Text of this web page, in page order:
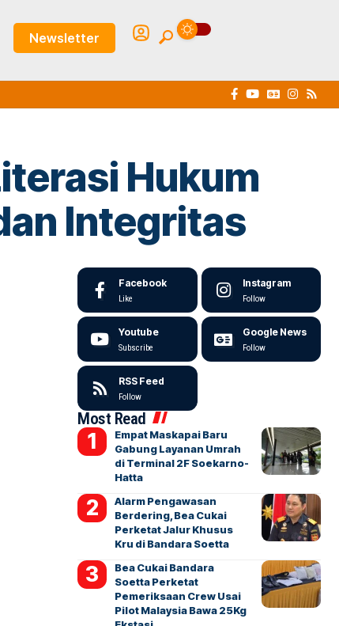
Newsletter
Hukum
Integritas
Facebook
Like
Instagram
Follow
Youtube
Subscribe
Google News
Follow
RSS Feed
Follow
Most Read
Empat Maskapai Baru
Gabung Layanan Umrah
di Terminal 2F Soekarno-
Hatta
Alarm Pengawasan
Berdering, Bea Cukai
Perketat Jalur Khusus
Kru di Bandara Soetta
Bea Cukai Bandara
Soetta Perketat
Pemeriksaan Crew Usai
Pilot Malaysia Bawa 25Kg